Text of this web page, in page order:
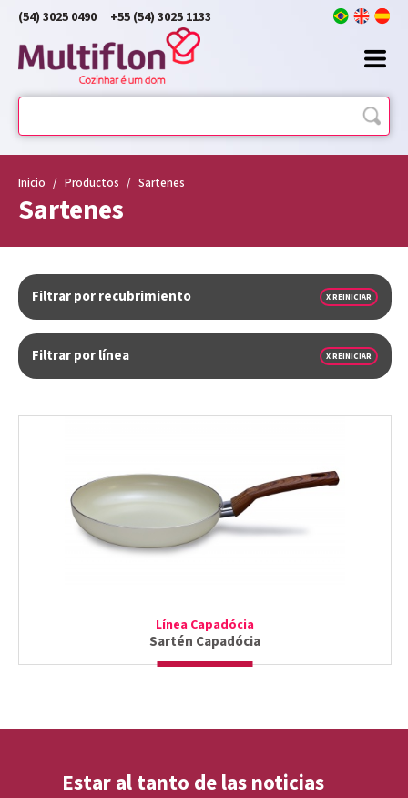
(54) 3025 0490 +55 (54) 3025 1133
Inicio / Productos / Sartenes
Sartenes
Filtrar por recubrimiento X REINICIAR
Filtrar por línea X REINICIAR
Línea Capadócia
Sartén Capadócia
Estar al tanto de las noticias